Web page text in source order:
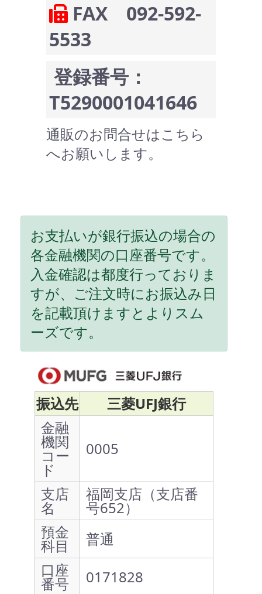
FAX 092-592-
5533
登録番号：
T5290001041646
通販のお問合せはこちら
へお願いします。
お支払いが銀行振込の場合の
各金融機関の口座番号です。
入金確認は都度行っておりま
すが、ご注文時にお振込み日
を記載頂けますとよりスム
ーズです。
振込先
三菱UFJ銀行
金融
機関
コー
ド
0005
支店
名
福岡支店（支店番
号652）
預金
科目
普通
口座
番号
0171828